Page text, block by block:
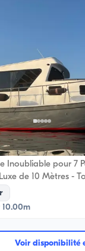
Inoubliable pour 7
de 10 Mètres -
Spéciales
10.00m
Voir disponibilité